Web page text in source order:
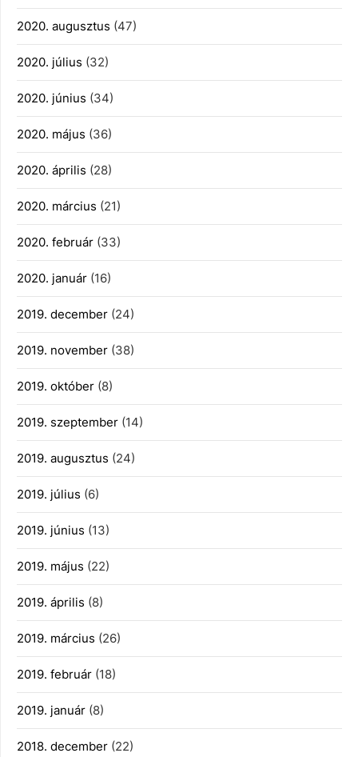
2020. augusztus (47)
2020. július (32)
2020. június (34)
2020. május (36)
2020. április (28)
2020. március (21)
2020. február (33)
2020. január (16)
2019. december (24)
2019. november (38)
2019. október (8)
2019. szeptember (14)
2019. augusztus (24)
2019. július (6)
2019. június (13)
2019. május (22)
2019. április (8)
2019. március (26)
2019. február (18)
2019. január (8)
2018. december (22)